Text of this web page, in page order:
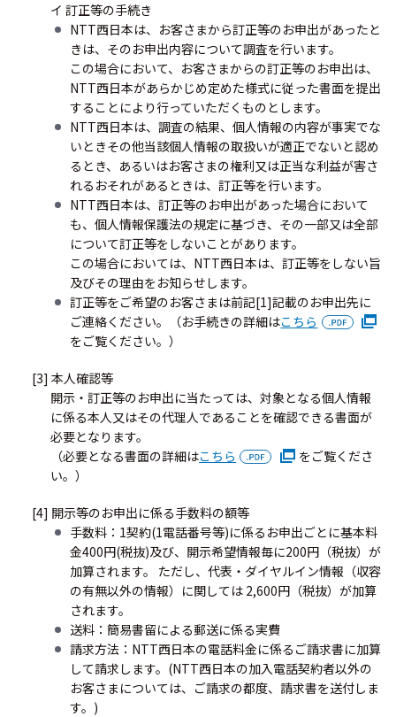
イ 訂正等の手続き
NTT西日本は、お客さまから訂正等のお申出があったと
きは、そのお申出内容について調査を行います。
この場合において、お客さまからの訂正等のお申出は、
NTT西日本があらかじめ定めた様式に従った書面を提出
することにより行っていただくものとします。
NTT西日本は、調査の結果、個人情報の内容が事実でな
いときその他当該個人情報の取扱いが適正でないと認め
るとき、あるいはお客さまの権利又は正当な利益が害さ
れるおそれがあるときは、訂正等を行います。
NTT西日本は、訂正等のお申出があった場合において
も、個人情報保護法の規定に基づき、その一部又は全部
について訂正等をしないことがあります。
この場合においては、NTT西日本は、訂正等をしない旨
及びその理由をお知らせします。
訂正等をご希望のお客さまは前記[1]記載のお申出先に
ご連絡ください。（お手続きの詳細はこちら
をご覧ください。）
[3] 本人確認等
開示・訂正等のお申出に当たっては、対象となる個人情報
に係る本人又はその代理人であることを確認できる書面が
必要となります。
（必要となる書面の詳細はこちら
をご覧くださ
い。）
[4] 開示等のお申出に係る手数料の額等
手数料：1契約(1電話番号等)に係るお申出ごとに基本料
金400円(税抜)及び、開示希望情報毎に200円（税抜）が
加算されます。 ただし、代表・ダイヤルイン情報（収容
の有無以外の情報）に関しては 2,600円（税抜）が加算
されます。
送料：簡易書留による郵送に係る実費
請求方法：NTT西日本の電話料金に係るご請求書に加算
して請求します。(NTT西日本の加入電話契約者以外の
お客さまについては、ご請求の都度、請求書を送付しま
す。)